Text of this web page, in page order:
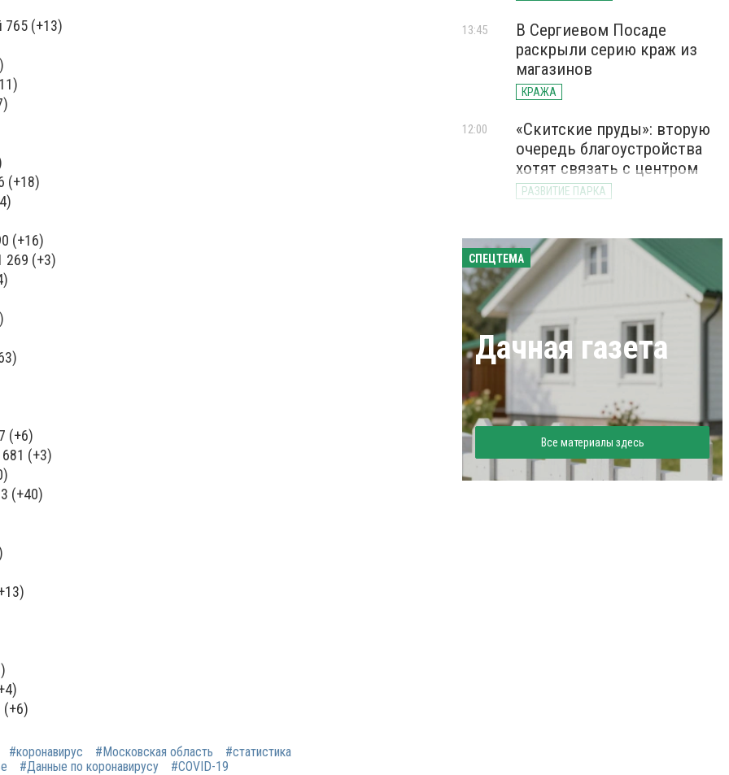
765 (+13)
(+18)
(+16)
269 (+3)
(+6)
(+3)
(+40)
(+6)
#коронавирус #Московская область
#статистика
#Данные по коронавирусу #COVID-19
В Сергиевом Посаде
раскрыли серию краж из
магазинов
КРАЖА
13:45
«Скитские пруды»: вторую
очередь благоустройства
хотят связать с центром
РАЗВИТИЕ ПАРКА
12:00
СПЕЦТЕМА
Дачная газета
Все материалы здесь